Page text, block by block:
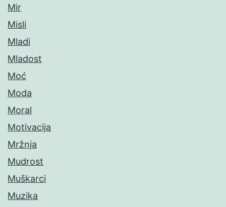
Mir
Misli
Mladi
Mladost
Moć
Moda
Moral
Motivacija
Mržnja
Mudrost
Muškarci
Muzika